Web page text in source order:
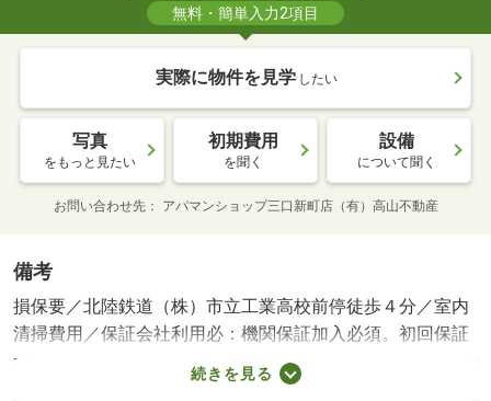
無料・簡単入力2項目
実際に物件を見学 したい
写真
をもっと見たい
初期費用
を聞く
設備
について聞く
お問い合わせ先 アパマンショップ三口新町店（有）高山不動産
備考
損保要／北陸鉄道（株）市立工業高校前停徒歩４分／室内
清掃費用／保証会社利用必：機関保証加入必須。初回保証
料３５０００円、月額保証料賃料等総額の１％＋８００円
／月（その他商品あり）／二人入居可／子供可／平置駐／
続きを見る